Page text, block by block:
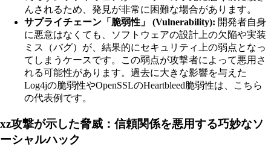
んされるため、発見が非常に困難な場合があります。
サプライチェーン「脆弱性」 (Vulnerability): 開発者自身
に悪意はなくても、ソフトウェアの設計上の欠陥や実装
ミス（バグ）が、結果的にセキュリティ上の弱点となっ
てしまうケースです。この弱点が攻撃者によって悪用さ
れる可能性があります。過去に大きな影響を与えた
Log4jの脆弱性やOpenSSLのHeartbleed脆弱性は、こちら
の代表例です。
xz攻撃が示した脅威：信頼関係を悪用する巧妙なソ
ーシャルハック